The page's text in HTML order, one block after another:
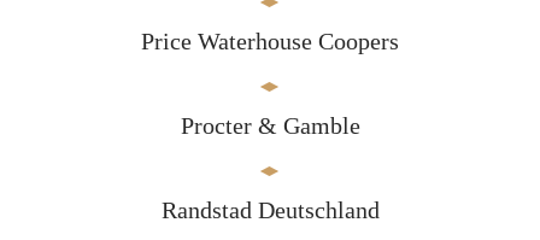
Price Waterhouse Coopers
Procter & Gamble
Randstad Deutschland